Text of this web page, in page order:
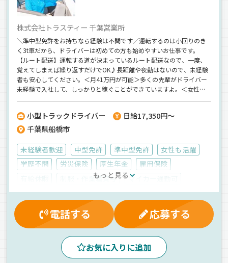
株式会社トラスティー 千葉営業所
＼準中型免許をお持ちなら経験は不問です／運転するのは小回りのき
く3t車だから、ドライバーは初めての方も始めやすいお仕事です。
【ルート配送】運転する道が決まっているルート配送なので、一度、
覚えてしまえば繰り返すだけでOK♪長距離や夜勤はないので、未経験
者も安心してください。＜月41万円が可能＞多くの先輩がドライバー
未経験で入社して、しっかりと稼ぐことができていますよ。＜女性も
小型トラックドライバー
日給17,350円～
千葉県船橋市
未経験者歓迎 中型免許 準中型免許
女性も活躍
学歴不問
労災保険 厚生年金
雇用保険
制服・作業着貸与
マイカー通勤可
健康保険
残業手当 昼 朝 夕方
地場
ルート配送
バックアイモニター装備
ドライブレコーダー
パワーゲート
コンビニ配送
食品 冷蔵・冷凍車 派遣社員
もっと見る
電話する 応募する
お気に入りに追加